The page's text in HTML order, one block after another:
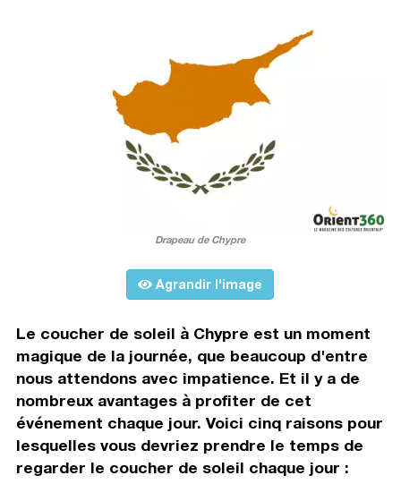
Drapeau de Chypre
Agrandir l'image
Le coucher de soleil à Chypre est un moment
magique de la journée, que beaucoup d'entre
nous attendons avec impatience. Et il y a de
nombreux avantages à profiter de cet
événement chaque jour. Voici cinq raisons pour
lesquelles vous devriez prendre le temps de
regarder le coucher de soleil chaque jour :